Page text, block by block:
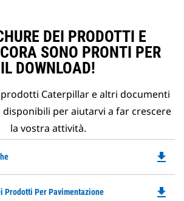
DEI PRODOTTI E
SONO PRONTI PER
IL DOWNLOAD!
Caterpillar e altri documenti
per aiutarvi a far crescere
la vostra attività.
file_download
Prodotti Per Pavimentazione file_download